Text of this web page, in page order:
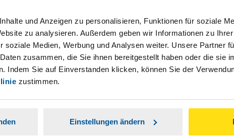
und Anzeigen zu personalisieren, Funktionen für soziale
zu analysieren. Außerdem geben wir Informationen zu
soziale Medien, Werbung und Analysen weiter. Unsere Partner
zusammen, die Sie ihnen bereitgestellt haben oder die sie
Indem Sie auf Einverstanden klicken, können Sie der
zustimmen.
Einstellungen ändern